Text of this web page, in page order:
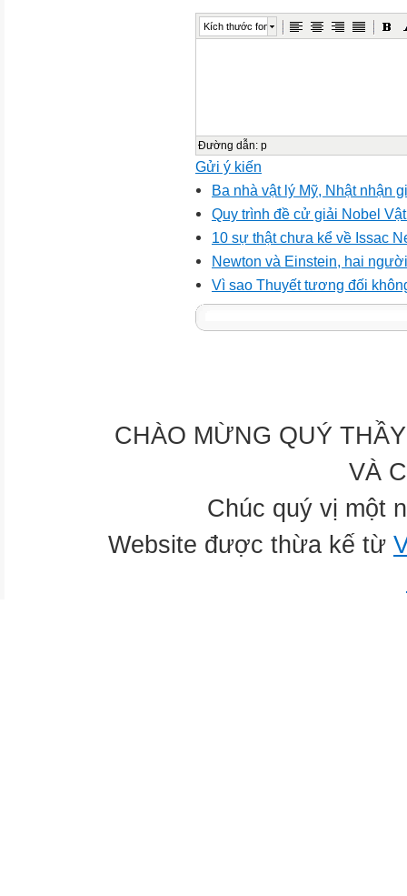
Kích thước font
Đường dẫn: p
Gửi ý kiến
Ba nhà vật lý Mỹ, Nhật nhận
Quy trình đề cử giải Nobel
10 sự thật chưa kể về Issac
Newton và Einstein, hai
Vì sao Thuyết tương đối
CHÀO MỪNG QUÝ
VÀ
Chúc quý vị một
Website được thừa kế từ